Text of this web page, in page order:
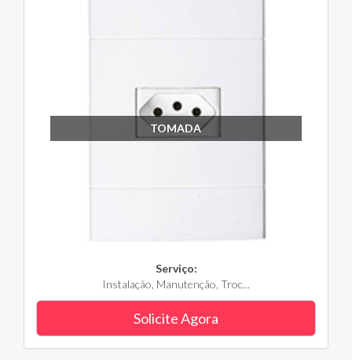
TOMADA
Serviço:
Instalação, Manutenção, Troc...
Solicite Agora